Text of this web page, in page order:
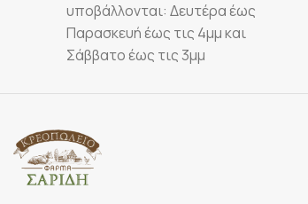
υποβάλλονται: Δευτέρα έως
Παρασκευή έως τις 4μμ και
Σάββατο έως τις 3μμ